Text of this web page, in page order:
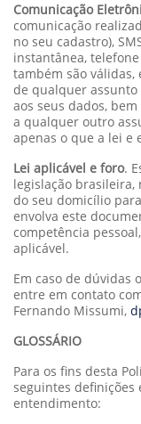
Comunicação
comunicação
no seu cadastro),
instantânea,
também são válidas,
de qualquer assunto
aos seus dados,
a qualquer outro
apenas o que a lei e
Lei aplicável e foro.
legislação
do seu domicílio
envolva este
competência
aplicável.
Em caso de dúvidas
entre em contato
Fernando Missumi,
GLOSSÁRIO
Para os fins desta
seguintes definições
entendimento: